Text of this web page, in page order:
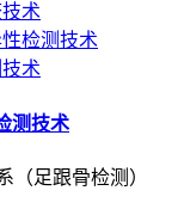
术
检测技术
术
测技术
（足跟骨检测）